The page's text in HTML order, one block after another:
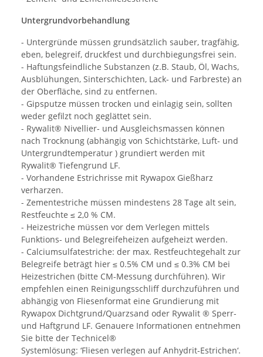
Untergrundvorbehandlung
- Untergründe müssen grundsätzlich sauber, tragfähig,
eben, belegreif, druckfest und durchbiegungsfrei sein.
- Haftungsfeindliche Substanzen (z.B. Staub, Öl, Wachs,
Ausblühungen, Sinterschichten, Lack- und Farbreste) an
der Oberfläche, sind zu entfernen.
- Gipsputze müssen trocken und einlagig sein, sollten
weder gefilzt noch geglättet sein.
- Rywalit® Nivellier- und Ausgleichsmassen können
nach Trocknung (abhängig von Schichtstärke, Luft- und
Untergrundtemperatur ) grundiert werden mit
Rywalit® Tiefengrund LF.
- Vorhandene Estrichrisse mit Rywapox Gießharz
verharzen.
- Zementestriche müssen mindestens 28 Tage alt sein,
Restfeuchte ≤ 2,0 % CM.
- Heizestriche müssen vor dem Verlegen mittels
Funktions- und Belegreifeheizen aufgeheizt werden.
- Calciumsulfatestriche: der max. Restfeuchtegehalt zur
Belegreife beträgt hier ≤ 0.5% CM und ≤ 0.3% CM bei
Heizestrichen (bitte CM-Messung durchführen). Wir
empfehlen einen Reinigungsschliff durchzuführen und
abhängig von Fliesenformat eine Grundierung mit
Rywapox Dichtgrund/Quarzsand oder Rywalit ® Sperr-
und Haftgrund LF. Genauere Informationen entnehmen
Sie bitte der Technicel®
Systemlösung: ‘Fliesen verlegen auf Anhydrit-Estrichen‘.